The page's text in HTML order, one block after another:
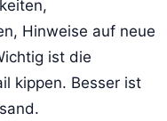
Hinweise auf neue
ist die
kippen. Besser ist